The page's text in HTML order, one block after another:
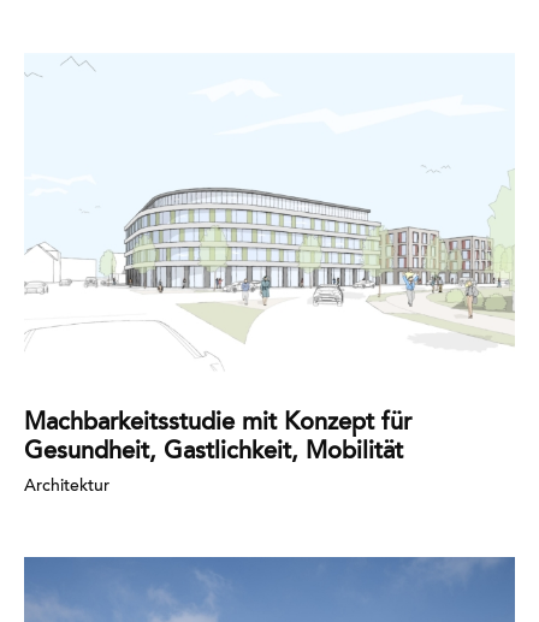
Machbarkeitsstudie mit Konzept für
Gesundheit, Gastlichkeit, Mobilität
Architektur
Mehr
erfahren